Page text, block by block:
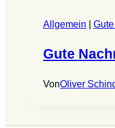
Allgemein
Gute
VonOliver